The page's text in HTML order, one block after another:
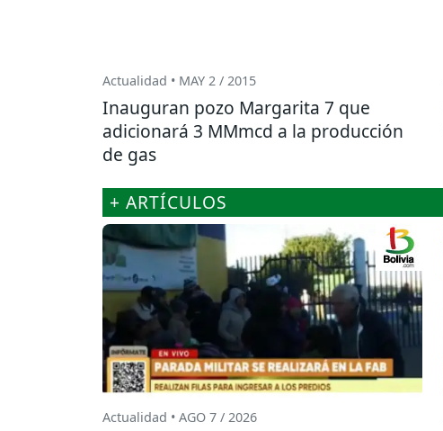
Actualidad • MAY 2 / 2015
Inauguran pozo Margarita 7 que
adicionará 3 MMmcd a la producción
de gas
+ ARTÍCULOS
Actualidad • AGO 7 / 2026